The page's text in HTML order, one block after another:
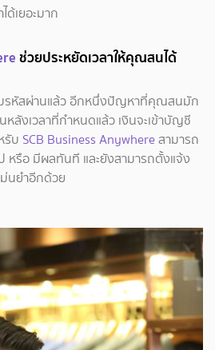
ด้เยอะมาก
ช่วยประหยัดเวลาให้คุณสนได้
รหัสผ่านแล้ว อีกหนึ่งปัญหาที่คุณสนมัก
หลังเวลาที่กำหนดแล้ว เงินจะเข้าบัญชี
รับ SCB Business Anywhereสามารถ
หรือ มีผลทันที และยังสามารถตั้งแจ้ง
ม่นยำอีกด้วย